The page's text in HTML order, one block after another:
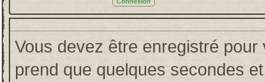
Vous devez être enregistré pour
prend que quelques secondes